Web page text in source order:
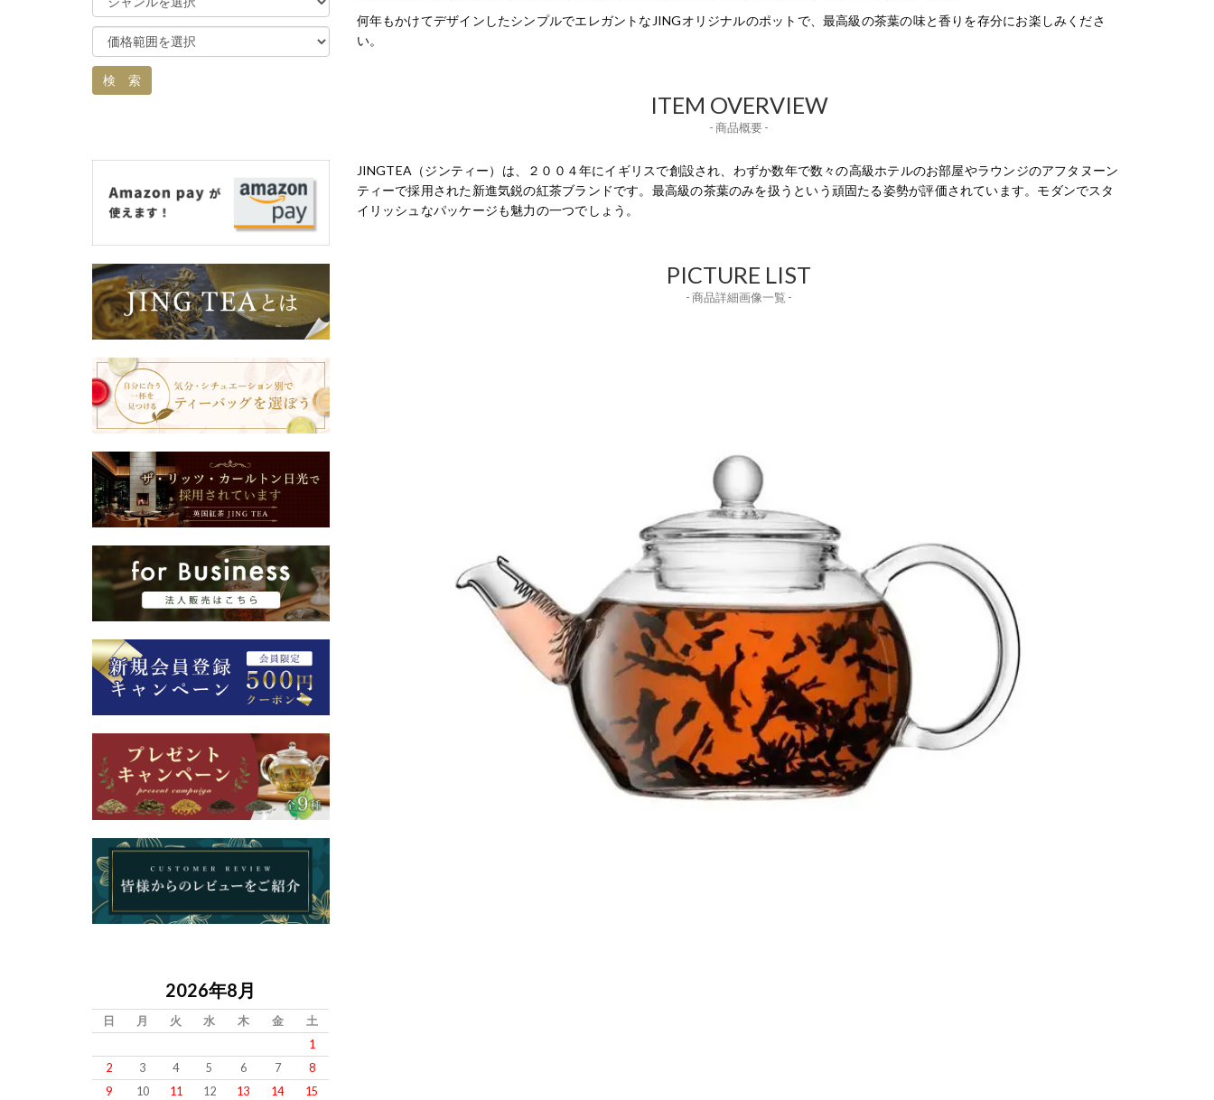
何年もかけてデザインしたシンプルでエレガントなJINGオリジナルのポットで、最高級の茶葉の味と香りを存分にお楽しみくださ
い。
ITEM OVERVIEW
- 商品概要 -
JINGTEA（ジンティー）は、２００４年にイギリスで創設され、わずか数年で数々の高級ホテルのお部屋やラウンジのアフタヌーン
ティーで採用された新進気鋭の紅茶ブランドです。最高級の茶葉のみを扱うという頑固たる姿勢が評価されています。モダンでスタ
イリッシュなパッケージも魅力の一つでしょう。
PICTURE LIST
- 商品詳細画像一覧 -
2026年8月
日 月 火 水 木 金
土
1
2
3 4 5 6 7
8
9
10 11 12 13 14
15